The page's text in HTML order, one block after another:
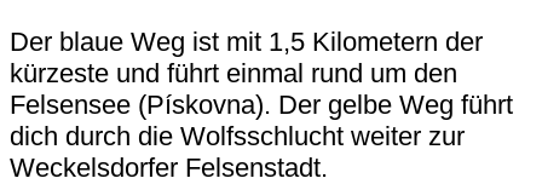
Der blaue Weg ist mit 1,5 Kilometern der
kürzeste und führt einmal rund um den
Felsensee (Pískovna). Der gelbe Weg führt
dich durch die Wolfsschlucht weiter zur
Weckelsdorfer Felsenstadt.